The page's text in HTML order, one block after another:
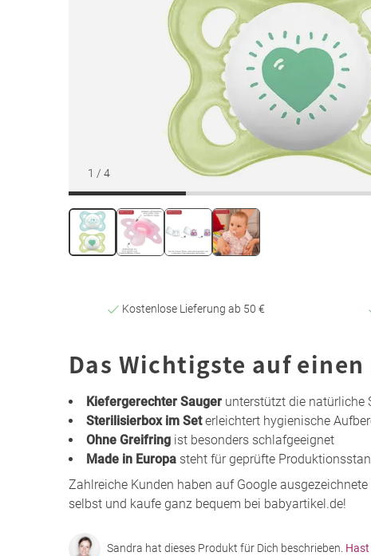
1 / 4
Kostenlose Lieferung ab 50 €
Das Wichtigste auf
Kiefergerechter Sauger unterstützt die natürliche
Sterilisierbox im Seterleichtert hygienische
Ohne Greifring ist besonders schlafgeeignet
Made in Europa steht für geprüfte
Zahlreiche Kunden haben auf Google
selbst und kaufe ganz bequem bei babyartikel.de!
Sandra hat dieses Produkt für Dich beschrieben. Hast